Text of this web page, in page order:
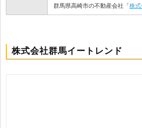
群馬県高崎市の不動産会社「株
株式会社群馬イートレンド